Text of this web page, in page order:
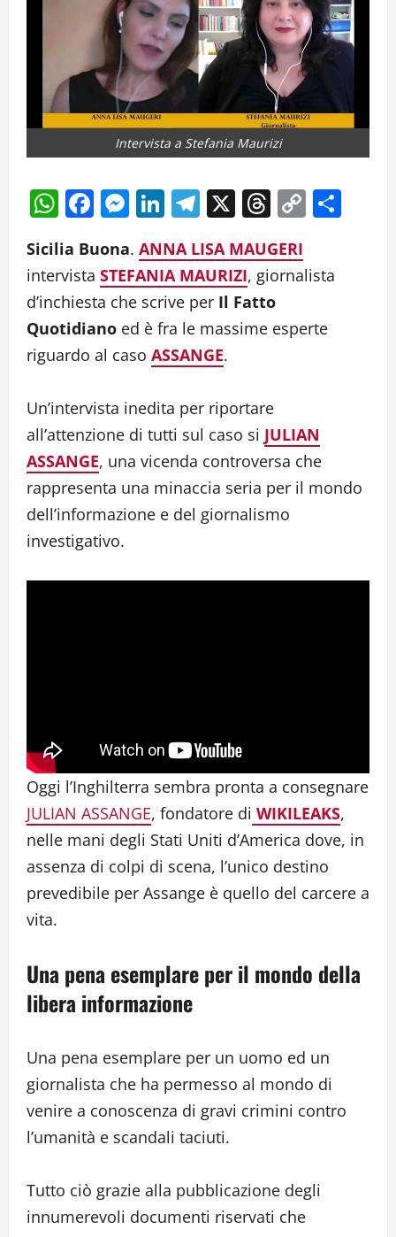
Intervista a Stefania Maurizi
WhatsApp
Facebook
Messenger
LinkedIn
Telegram
X Threads
Copy
Sicilia Buona. ANNA LISA MAUGERI
intervista STEFANIA MAURIZI, giornalista
d’inchiesta che scrive per Il Fatto
Quotidiano ed è fra le massime esperte
riguardo al caso ASSANGE.
Un’intervista inedita per riportare
all’attenzione di tutti sul caso si JULIAN
ASSANGE, una vicenda controversa che
rappresenta una minaccia seria per il mondo
dell’informazione e del giornalismo
investigativo.
Oggi l’Inghilterra sembra pronta a consegnare
JULIAN ASSANGE, fondatore di WIKILEAKS,
nelle mani degli Stati Uniti d’America dove, in
assenza di colpi di scena, l’unico destino
prevedibile per Assange è quello del carcere a
vita.
Una pena esemplare per il mondo della
libera informazione
Una pena esemplare per un uomo ed un
giornalista che ha permesso al mondo di
venire a conoscenza di gravi crimini contro
l’umanità e scandali taciuti.
Tutto ciò grazie alla pubblicazione degli
innumerevoli documenti riservati che